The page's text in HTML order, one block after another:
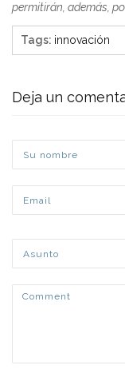
permitirán, además,
Tags: innovación
Deja un